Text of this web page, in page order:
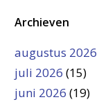
Archieven
augustus 2026
juli 2026 (15)
juni 2026 (19)